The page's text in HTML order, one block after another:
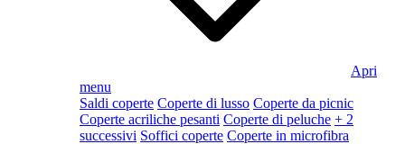
Apri
menu
Saldi coperte Coperte di lusso Coperte da picnic
Coperte acriliche pesanti Coperte di peluche + 2
successivi Soffici coperte Coperte in microfibra